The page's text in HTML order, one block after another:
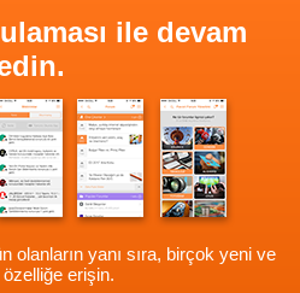
ile devam
olanların yanı sıra, birçok yeni ve
özelliğe erişin.